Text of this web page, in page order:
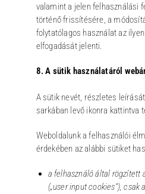
valamint a jelen felhasználási
történő frissítésére, a
folytatólagos használat az
elfogadását jelenti.
8. A sütik használatáról
A sütik nevét, részletes
sarkában levő ikonra kattintva
Weboldalunk a felhasználói
érdekében az alábbi sütiket
a felhasználó által rögzített
(„user input cookies”), csak